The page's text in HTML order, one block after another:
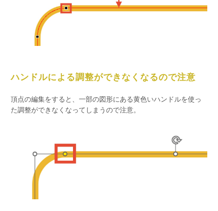
ハンドルによる調整ができなくなるので注意
頂点の編集をすると、一部の図形にある黄色いハンドルを使っ
た調整ができなくなってしまうので注意。